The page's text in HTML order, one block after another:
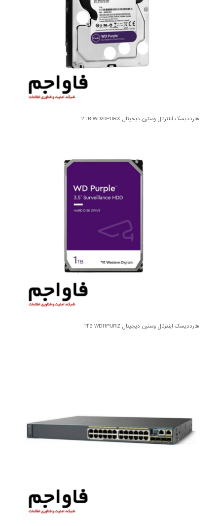
هارددیسک اینترنال وسترن دیجیتال 2TB WD20PURX
هارددیسک اینترنال وسترن دیجیتال 1TB WD11PURZ